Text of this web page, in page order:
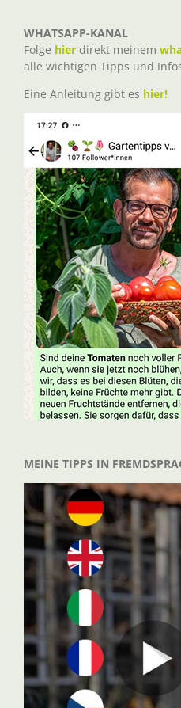
WHATSAPP-KANAL
Folge hier direkt meinem
alle wichtigen Tipps und
Eine Anleitung gibt es hier!
MEINE TIPPS IN